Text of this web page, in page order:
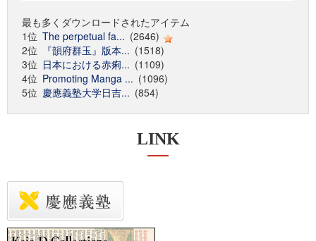
最も多くダウンロードされたアイテム
1位 The perpetual fa... (2646)
2位
『韻府群玉』版本... (1518)
3位 日本における赤痢... (1109)
4位 Promoting Manga ... (1096)
5位 慶應義塾大学日吉... (854)
LINK